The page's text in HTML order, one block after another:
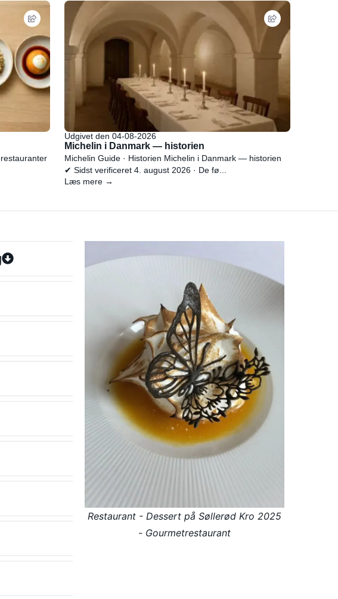
Udgivet den 04-08-2026
Michelin i Danmark — historien
Michelin Guide · Historien Michelin i Danmark — historien
✔ Sidst verificeret 4. august 2026 · De fø...
Læs mere →
Restaurant - Dessert på Søllerød Kro 2025
- Gourmetrestaurant